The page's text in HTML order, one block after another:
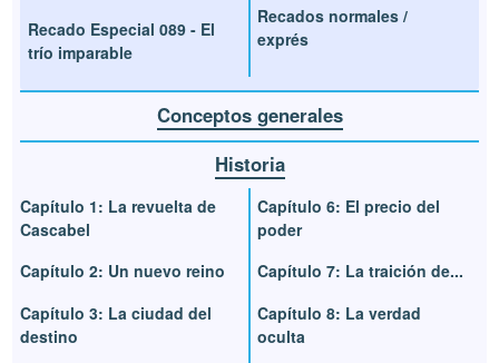
Recado Especial 089 - El
trío imparable
Recados normales /
exprés
Conceptos generales
Historia
Capítulo 1: La revuelta de
Cascabel
Capítulo 2: Un nuevo reino
Capítulo 3: La ciudad del
destino
Capítulo 6: El precio del
poder
Capítulo 7: La traición de...
Capítulo 8: La verdad
oculta